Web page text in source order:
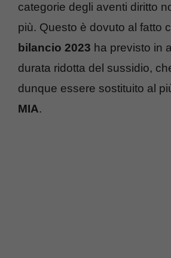
categorie degli aventi diritto
più. Questo è dovuto al fatto
bilancio 2023 ha previsto in
durata ridotta del sussidio,
dunque essere sostituito al
MIA.